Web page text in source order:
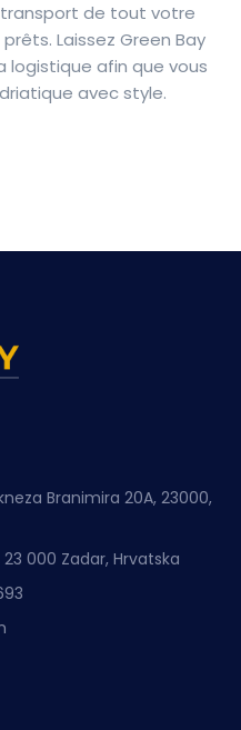
transport de tout votre
Laissez Green Bay
logistique afin que vous
avec style.
Branimira 20A, 23000,
000 Zadar, Hrvatska